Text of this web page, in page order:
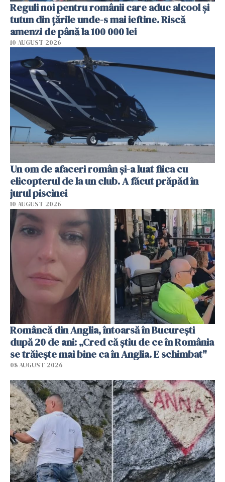
Reguli noi pentru românii care aduc alcool și
tutun din țările unde-s mai ieftine. Riscă
amenzi de până la 100 000 lei
10 AUGUST 2026
Un om de afaceri român și-a luat fiica cu
elicopterul de la un club. A făcut prăpăd în
jurul piscinei
10 AUGUST 2026
Româncă din Anglia, întoarsă în București
după 20 de ani: „Cred că știu de ce în România
se trăiește mai bine ca în Anglia. E schimbat"
08 AUGUST 2026